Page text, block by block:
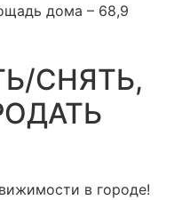
дома – 68,9
СНЯТЬ,
в городе!